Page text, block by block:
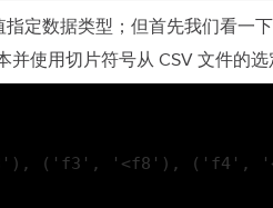
定数据类型；但首先我们看一
使用切片符号从 CSV 文件的
('f3', '<f8'), ('f4',